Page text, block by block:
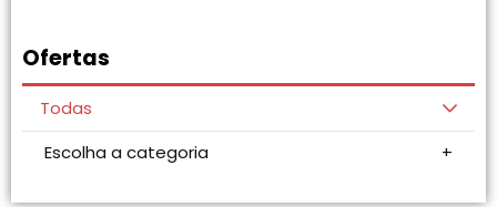
Ofertas
Todas
Escolha a categoria